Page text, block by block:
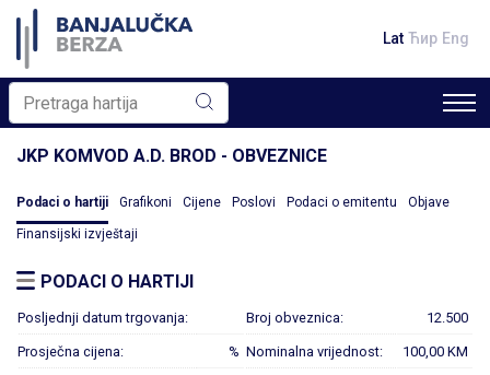
Lat Ћир Eng
JKP KOMVOD A.D. BROD - OBVEZNICE
Podaci o hartiji Grafikoni Cijene Poslovi Podaci o emitentu Objave
Finansijski izvještaji
PODACI O HARTIJI
Posljednji datum trgovanja:
Prosječna cijena: %
Broj obveznica: 12.500
Nominalna vrijednost: 100,00 KM